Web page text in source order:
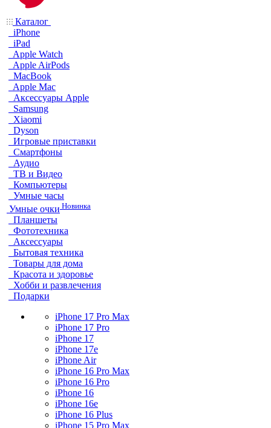
Каталог
iPhone
iPad
Apple Watch
Apple AirPods
MacBook
Apple Mac
Аксессуары Apple
Samsung
Xiaomi
Dyson
Игровые приставки
Смартфоны
Аудио
ТВ и Видео
Компьютеры
Умные часы
Умные очки Новинка
Планшеты
Фототехника
Аксессуары
Бытовая техника
Товары для дома
Красота и здоровье
Хобби и развлечения
Подарки
iPhone 17 Pro Max
iPhone 17 Pro
iPhone 17
iPhone 17e
iPhone Air
iPhone 16 Pro Max
iPhone 16 Pro
iPhone 16
iPhone 16e
iPhone 16 Plus
iPhone 15 Pro Max